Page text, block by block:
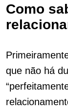
Como
que não há